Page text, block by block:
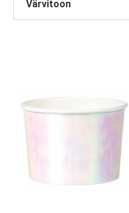
Värvitoon